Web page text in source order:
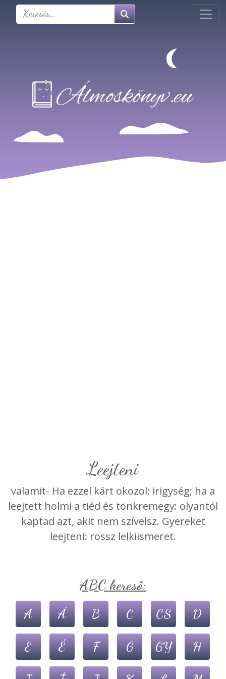
leejteni
valamit- Ha ezzel kárt okozol: irigység; ha a
leejtett holmi a tiéd és tönkremegy: olyantól
kaptad azt, akit nem szívelsz. Gyereket
leejteni: rossz lelkiismeret.
ABC kereső:
A Á B C CS D
E É F G GY H